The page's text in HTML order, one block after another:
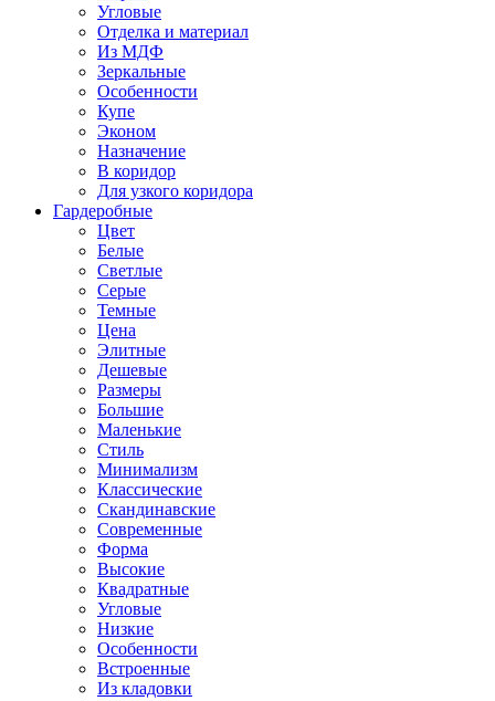
Угловые
Отделка и материал
Из МДФ
Зеркальные
Особенности
Купе
Эконом
Назначение
В коридор
Для узкого коридора
Гардеробные
Цвет
Белые
Светлые
Серые
Темные
Цена
Элитные
Дешевые
Размеры
Большие
Маленькие
Стиль
Минимализм
Классические
Скандинавские
Современные
Форма
Высокие
Квадратные
Угловые
Низкие
Особенности
Встроенные
Из кладовки